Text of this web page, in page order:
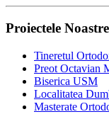
Proiectele Noastre
Tineretul
Preot Octavian
Biserica USM
Localitatea
Masterate